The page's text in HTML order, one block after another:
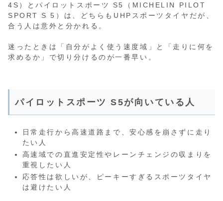
4S）とパイロットスポーツ S5（MICHELIN PILOT
SPORT S 5）は、どちらもUHPスポーツタイヤだが、
合う人は意外と分かれる。
迷ったときは「自分がよく使う速度域」と「走りに何を
求めるか」で切り分けるのが一番早い。
パイロットスポーツ S5が向いている人
日常走行から高速道路まで、安心感を崩さずに走り
たい人
高速域での直進安定性やレーンチェンジの収まりを
重視したい人
応答性は欲しいが、ピーキーすぎるスポーツタイヤ
は避けたい人